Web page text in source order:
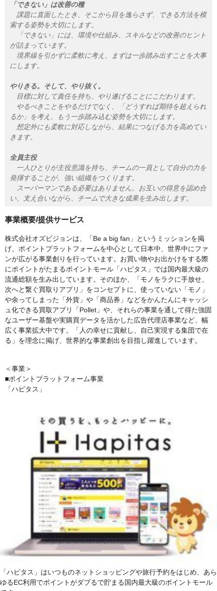
「できない」は改善の種
課題に直面したとき、そこから目を逸らさず、できる方法を模
索する姿勢を大切にします。
「できない」には、環境や仕組み、スキルなどの改善のヒント
が詰まっています。
境界線を引かずに柔軟に考え、まずは一歩踏み出すことを大事
にします。
やりきる。そして、やり抜く。
目標に対して責任を持ち、やり遂げることにこだわります。
やるべきことをやるだけでなく、「どうすれば期待を超えられ
るか」を考え、もう一歩踏み込む姿勢を大切にします。
想定外にも柔軟に対応しながら、結果につなげる力を高めてい
きます。
全員主役
一人ひとりが主役意識を持ち、チームの一員として自分の力を
発揮することが、強い組織をつくります。
スーパーマンである必要はありません。お互いの得意を認め合
い、支え合いながら、チームで大きな成果を生み出します。
事業概要/提供サービス
株式会社オズビジョンは、「Be a big fan」というミッションを掲
げ、ポイントプラットフォームを中心として日本中、世界中にファ
ンが広がる事業創りを行っています。お買い物やお出かけをする際
にポイントがたまるポイントモール「ハピタス」では国内最大級の
流通総額を生み出しています。そのほか、「モノをラクに手放せ、
次へと繋ぐ買取りアプリ」をコンセプトに、使っていない「モノ」
や余ってしまった「外貨」や「商品券」などをかんたんにキャッシ
ュ化できる買取アプリ「Pollet」や、それらの事業を通して得た強固
なユーザー基盤や実購買データを活かした広告代理店事業など、幅
広く事業拡大中です。「人の幸せに貢献し、自己実現する集団で在
る」を理念に掲げ、世界的な事業創出を目指し躍進しています。
＜事業＞
■ポイントプラットフォーム事業
「ハピタス」
「ハピタス」はいつものネットショッピングや旅行予約をはじめ、あら
ゆるEC利用でポイントがダブるで貯まる国内最大級のポイントモール